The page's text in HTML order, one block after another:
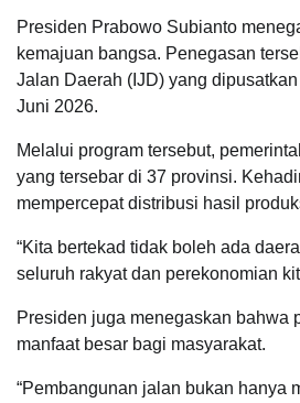
Presiden Prabowo Subianto
kemajuan bangsa. Penegasan
Jalan Daerah (IJD) yang
Juni 2026.
Melalui program tersebut,
yang tersebar di 37 provinsi.
mempercepat distribusi hasil
“Kita bertekad tidak boleh ada
seluruh rakyat dan perekonomian
Presiden juga menegaskan bahwa
manfaat besar bagi masyarakat.
“Pembangunan jalan bukan hanya